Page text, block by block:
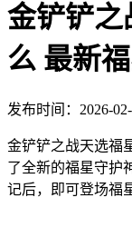
金铲铲之
么 最新
发布时间：2026-
金铲铲之战天选福
了全新的福星守护
记后，即可登场福